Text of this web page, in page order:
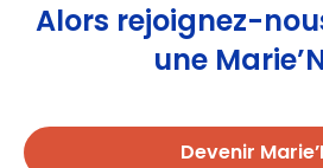
Alors rejoignez-
une
Devenir